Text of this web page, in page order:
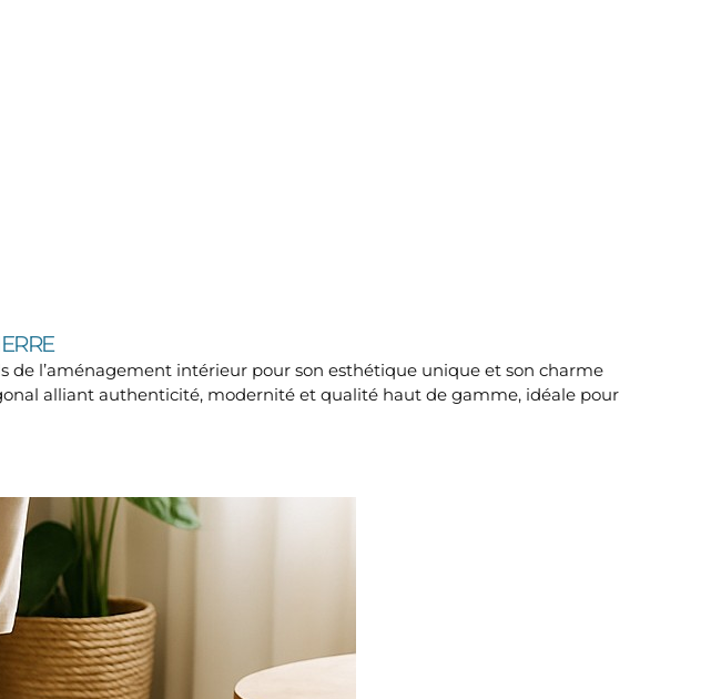
de l’aménagement intérieur pour son esthétique unique et son charme
alliant authenticité, modernité et qualité haut de gamme, idéale pour